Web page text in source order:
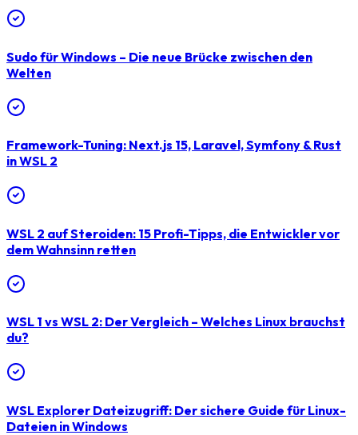
Sudo für Windows – Die neue Brücke zwischen den
Welten
Framework-Tuning: Next.js 15, Laravel, Symfony & Rust
in WSL 2
WSL 2 auf Steroiden: 15 Profi-Tipps, die Entwickler vor
dem Wahnsinn retten
WSL 1 vs WSL 2: Der Vergleich – Welches Linux brauchst
du?
WSL Explorer Dateizugriff: Der sichere Guide für Linux-
Dateien in Windows